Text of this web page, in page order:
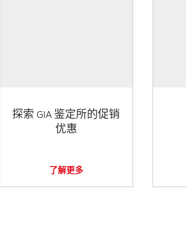
探索 GIA 鉴定所的促销
优惠
了解更多